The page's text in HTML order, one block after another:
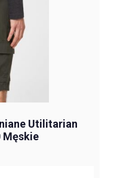
Utilitarian
Męskie